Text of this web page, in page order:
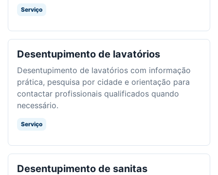
Serviço
Desentupimento de lavatórios
Desentupimento de lavatórios com informação
prática, pesquisa por cidade e orientação para
contactar profissionais qualificados quando
necessário.
Serviço
Desentupimento de sanitas